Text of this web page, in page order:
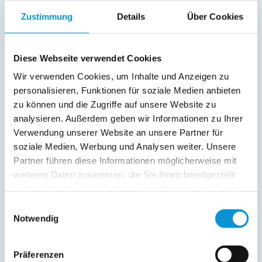
Zustimmung Details Über Cookies
Diese Webseite verwendet Cookies
Wir verwenden Cookies, um Inhalte und Anzeigen zu
personalisieren, Funktionen für soziale Medien anbieten
zu können und die Zugriffe auf unsere Website zu
analysieren. Außerdem geben wir Informationen zu Ihrer
Verwendung unserer Website an unsere Partner für
soziale Medien, Werbung und Analysen weiter. Unsere
Partner führen diese Informationen möglicherweise mit
weiteren Daten zusammen, die Sie ihnen bereitgestellt
Notwendig
Präferenzen
E-Mail:
Kopie der Nachricht per Mail zusenden
Ich habe die
gelesen und bin
damit einverstanden.
Ostsee-Ferienwohnungen.de erhebt, verarbeitet und
nutzt Ihre personenbezogenen Daten nur zur